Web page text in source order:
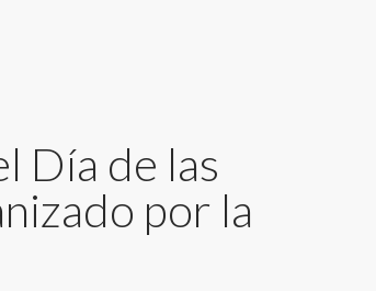
Día de las
por la